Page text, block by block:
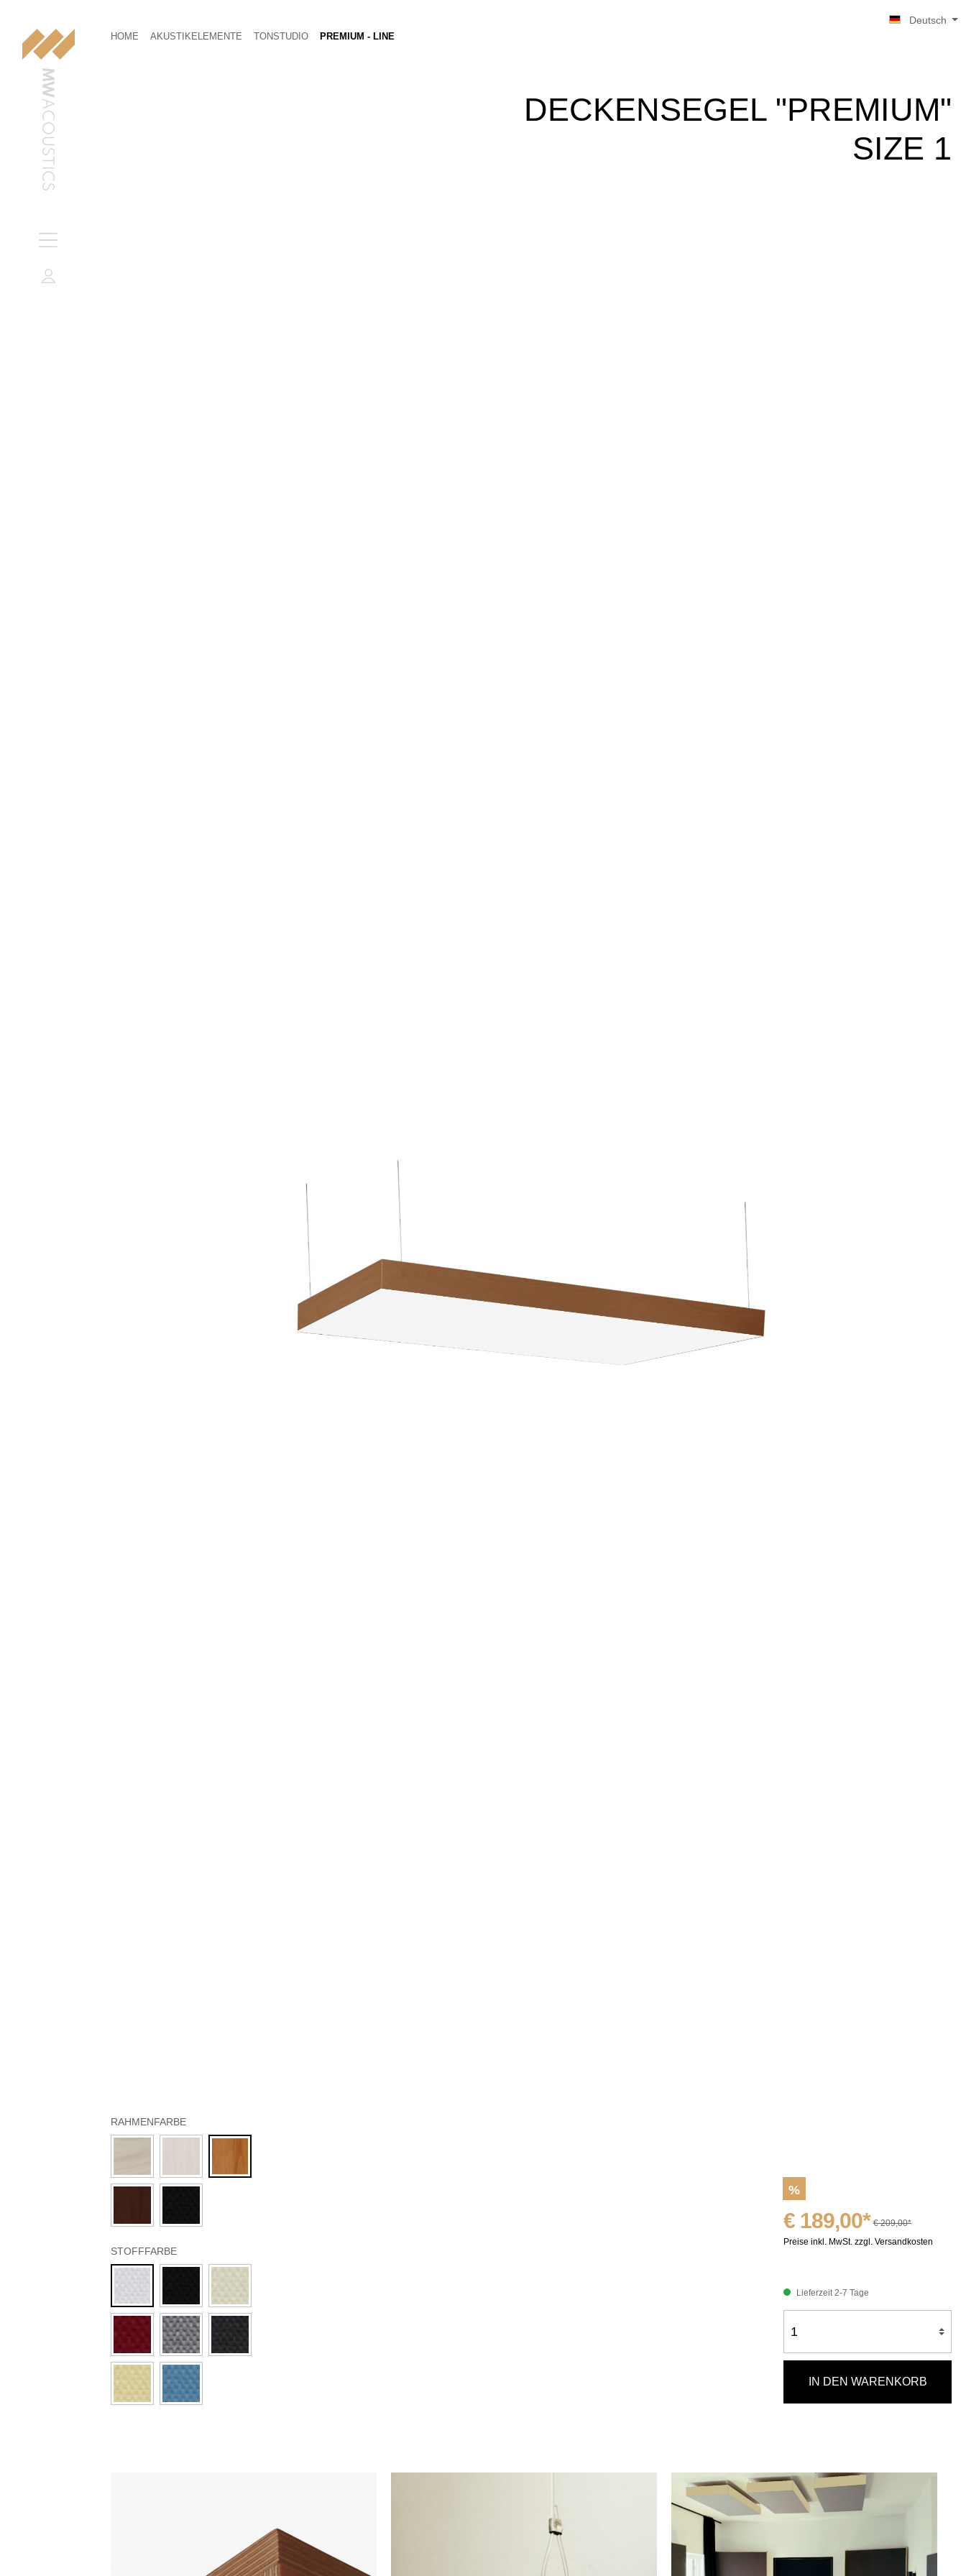
Deutsch
HOME AKUSTIKELEMENTE TONSTUDIO PREMIUM - LINE
DECKENSEGEL "PREMIUM"
SIZE 1
RAHMENFARBE
STOFFFARBE
%
€ 189,00* € 209,00*
Preise inkl. MwSt. zzgl. Versandkosten
Lieferzeit 2-7 Tage
IN DEN WARENKORB